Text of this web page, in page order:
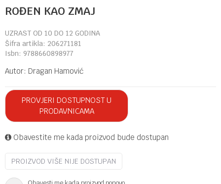
ROĐEN KAO ZMAJ
UZRAST OD 10 DO 12 GODINA
Šifra artikla: 206271181
Isbn: 9788660898977
Autor: Dragan Hamović
PROVJERI DOSTUPNOST U
PRODAVNICAMA
Obavestite me kada proizvod bude dostupan
PROIZVOD VIŠE NIJE DOSTUPAN